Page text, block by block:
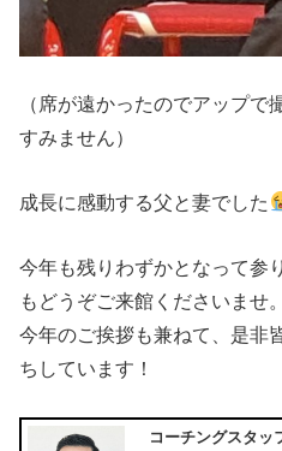
（席が遠かったのでアップで
すみません）
成長に感動する父と妻でした
今年も残りわずかとなって参
もどうぞご来館くださいませ。
今年のご挨拶も兼ねて、是非
ちしています！
コーチングスタッ